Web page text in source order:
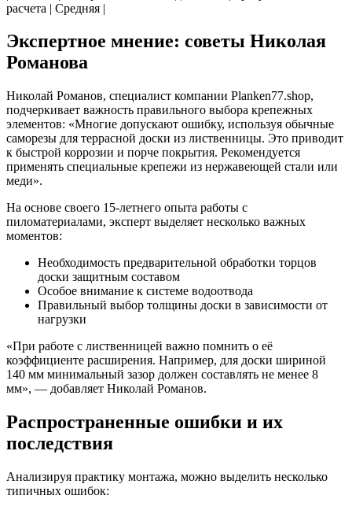
расчета | Средняя |
Экспертное мнение: советы Николая
Романова
Николай Романов, специалист компании Planken77.shop,
подчеркивает важность правильного выбора крепежных
элементов: «Многие допускают ошибку, используя обычные
саморезы для террасной доски из лиственницы. Это приводит
к быстрой коррозии и порче покрытия. Рекомендуется
применять специальные крепежи из нержавеющей стали или
меди».
На основе своего 15-летнего опыта работы с
пиломатериалами, эксперт выделяет несколько важных
моментов:
Необходимость предварительной обработки торцов
доски защитным составом
Особое внимание к системе водоотвода
Правильный выбор толщины доски в зависимости от
нагрузки
«При работе с лиственницей важно помнить о её
коэффициенте расширения. Например, для доски шириной
140 мм минимальный зазор должен составлять не менее 8
мм», — добавляет Николай Романов.
Распространенные ошибки и их
последствия
Анализируя практику монтажа, можно выделить несколько
типичных ошибок: